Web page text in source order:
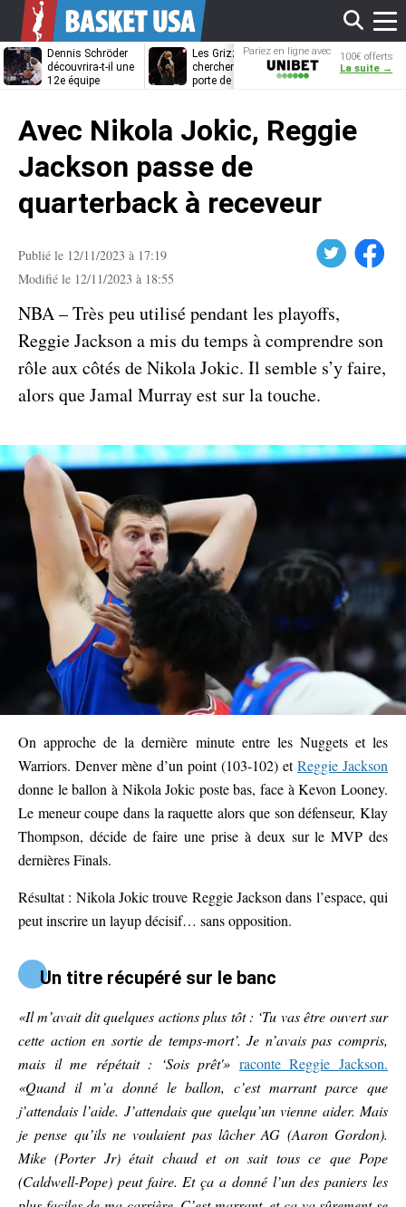
Dennis Schröder
découvrira-t-il une
12e équipe
Les Grizzlies
cherchent déjà une
porte de sortie
Dwane Casey
bientôt coach
Pariez en ligne avec
Unibet
100€ offerts
La suite →
Avec Nikola Jokic, Reggie
Jackson passe de
quarterback à receveur
Publié le 12/11/2023 à 17:19
Modifié le 12/11/2023 à 18:55
Facebook
NBA – Très peu utilisé pendant les playoffs,
Reggie Jackson a mis du temps à comprendre son
rôle aux côtés de Nikola Jokic. Il semble s’y faire,
alors que Jamal Murray est sur la touche.
On approche de la dernière minute entre les Nuggets et les
Warriors. Denver mène d’un point (103-102) etReggie Jackson
donne le ballon à Nikola Jokic poste bas, face à Kevon Looney.
Le meneur coupe dans la raquette alors que son défenseur, Klay
Thompson, décide de faire une prise à deux sur le MVP des
dernières Finals.
Résultat : Nikola Jokic trouve Reggie Jackson dans l’espace, qui
peut inscrire un layup décisif… sans opposition.
Un titre récupéré sur le banc
«Il m’avait dit quelques actions plus tôt : ‘Tu vas être ouvert sur
cette action en sortie de temps-mort’. Je n’avais pas compris,
mais il me répétait : ‘Sois prêt'» raconte Reggie Jackson.
«Quand il m’a donné le ballon, c’est marrant parce que
j’attendais l’aide. J’attendais que quelqu’un vienne aider. Mais
je pense qu’ils ne voulaient pas lâcher AG (Aaron Gordon).
Mike (Porter Jr) était chaud et on sait tous ce que Pope
(Caldwell-Pope) peut faire. Et ça a donné l’un des paniers les